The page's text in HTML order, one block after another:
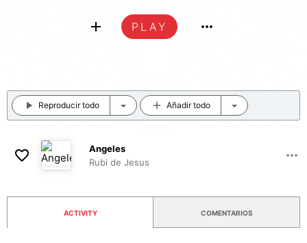
PLAY
Reproducir todo Añadir todo
Angeles
Rubi de Jesus
ACTIVITY COMENTARIOS